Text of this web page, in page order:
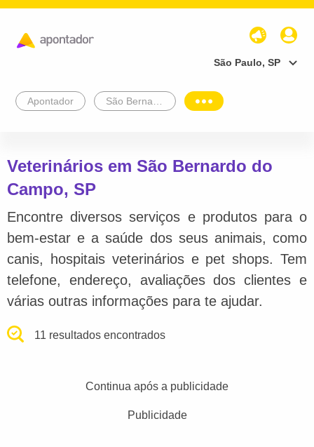
São Paulo, SP
Apontador
Veterinários em São Bernardo do
Campo, SP
Encontre diversos serviços e produtos para o
bem-estar e a saúde dos seus animais, como
canis, hospitais veterinários e pet shops. Tem
telefone, endereço, avaliações dos clientes e
várias outras informações para te ajudar.
11 resultados encontrados
Continua após a publicidade
Publicidade